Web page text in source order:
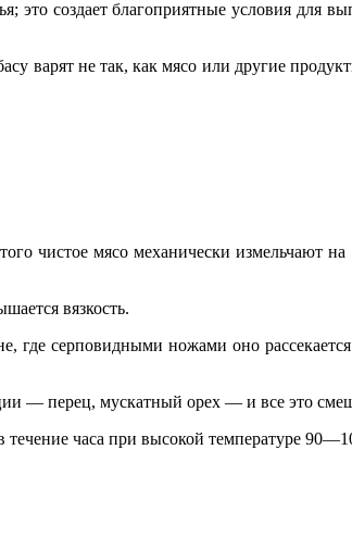
это создает благоприятные условия для
варят не так, как мясо или другие
чистое мясо механически измельчают
вязкость.
серповидными ножами оно
— перец, мускатный орех — и все это
часа при высокой температуре